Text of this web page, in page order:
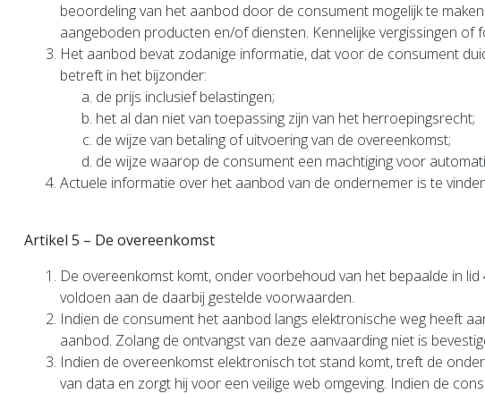
beoordeling van het aanbod door de consument mogelijk te
aangeboden producten en/of diensten. Kennelijke vergissingen
Het aanbod bevat zodanige informatie, dat voor de consument
betreft in het bijzonder:
de prijs inclusief belastingen;
het al dan niet van toepassing zijn van het herroepingsrecht;
de wijze van betaling of uitvoering van de overeenkomst;
de wijze waarop de consument een machtiging voor
Actuele informatie over het aanbod van de ondernemer is te
Artikel 5 – De overeenkomst
De overeenkomst komt, onder voorbehoud van het bepaalde in
voldoen aan de daarbij gestelde voorwaarden.
Indien de consument het aanbod langs elektronische weg heeft
aanbod. Zolang de ontvangst van deze aanvaarding niet is
Indien de overeenkomst elektronisch tot stand komt, treft de
van data en zorgt hij voor een veilige web omgeving. Indien de